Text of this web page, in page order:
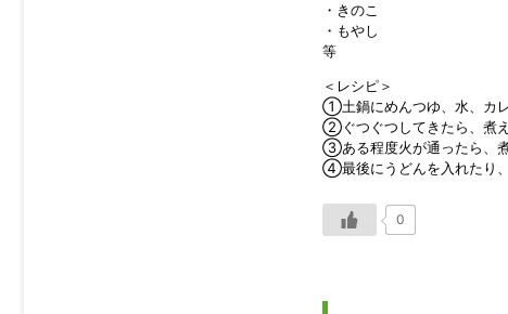
・きのこ
・もやし
等
＜レシピ＞
①土鍋にめんつゆ、水、カレ
②ぐつぐつしてきたら、煮え
③ある程度火が通ったら、煮
④最後にうどんを入れたり、
0